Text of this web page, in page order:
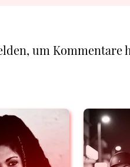
um Kommentare